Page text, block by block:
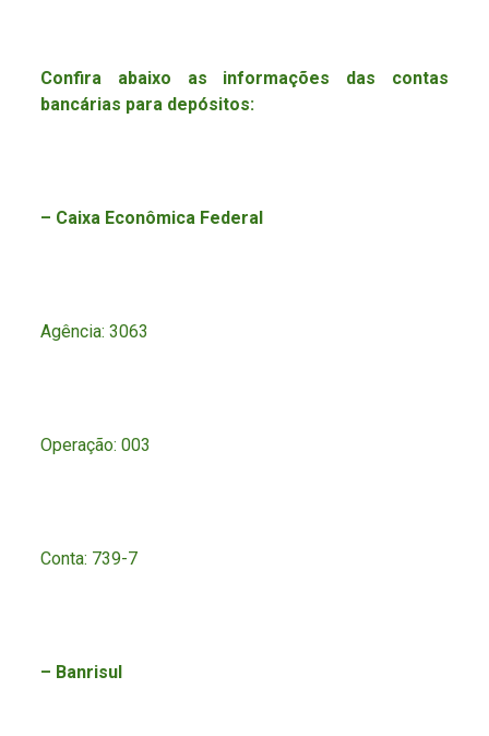
Confira abaixo as informações das contas
bancárias para depósitos:
– Caixa Econômica Federal
Agência: 3063
Operação: 003
Conta: 739-7
– Banrisul